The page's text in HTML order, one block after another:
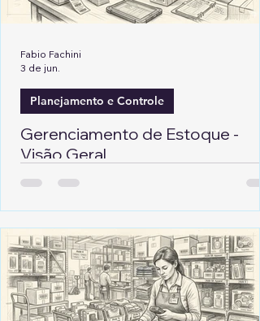
Gerenciamento de Estoque -
Visão Geral
Planejamento e Controle
Fabio Fachini
3 de jun.